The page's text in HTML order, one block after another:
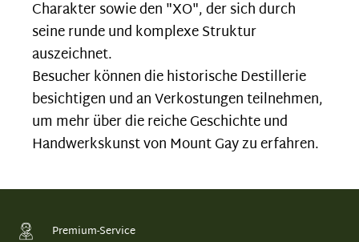
Charakter sowie den "XO", der sich durch
seine runde und komplexe Struktur
auszeichnet.
Besucher können die historische Destillerie
besichtigen und an Verkostungen teilnehmen,
um mehr über die reiche Geschichte und
Handwerkskunst von Mount Gay zu erfahren.
Premium-Service